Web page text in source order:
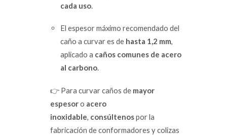
cada uso.
El espesor máximo recomendado del
caño a curvar es de hasta 1,2 mm,
aplicado a caños comunes de acero
al carbono.
👉 Para curvar caños de mayor
espesoro acero
inoxidable, consúltenospor la
fabricación de conformadores y colizas